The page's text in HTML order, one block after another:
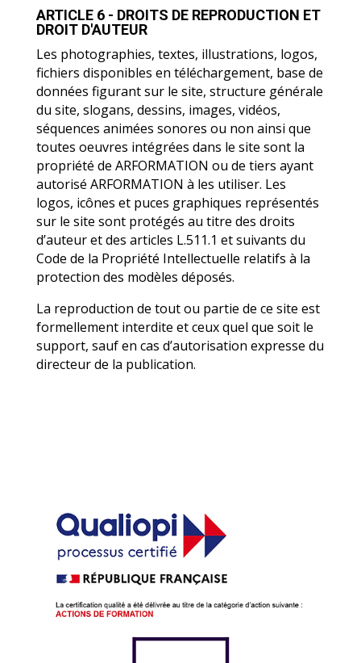
ARTICLE 6 - DROITS DE REPRODUCTION ET
Les photographies, textes, illustrations, logos,
fichiers disponibles en téléchargement, base de
données figurant sur le site, structure générale
du site, slogans, dessins, images, vidéos,
séquences animées sonores ou non ainsi que
toutes oeuvres intégrées dans le site sont la
propriété de ARFORMATION ou de tiers ayant
autorisé ARFORMATION à les utiliser. Les
logos, icônes et puces graphiques représentés
sur le site sont protégés au titre des droits
d’auteur et des articles L.511.1 et suivants du
Code de la Propriété Intellectuelle relatifs à la
protection des modèles déposés.
La reproduction de tout ou partie de ce site est
formellement interdite et ceux quel que soit le
support, sauf en cas d’autorisation expresse du
directeur de la publication.